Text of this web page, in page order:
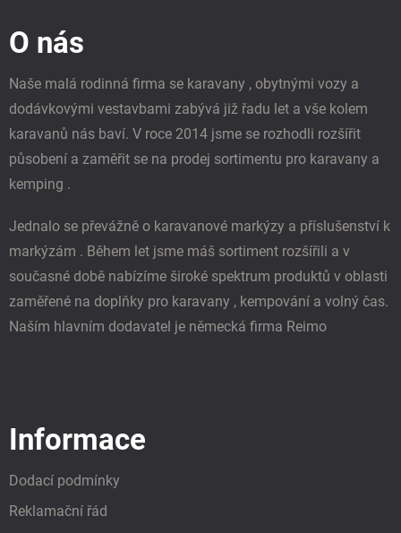
O nás
Naše malá rodinná firma se karavany , obytnými vozy a
dodávkovými vestavbami zabývá již řadu let a vše kolem
karavanů nás baví. V roce 2014 jsme se rozhodli rozšířit
působení a zaměřit se na prodej sortimentu pro karavany a
kemping .
Jednalo se převážně o karavanové markýzy a příslušenství k
markýzám . Během let jsme máš sortiment rozšířili a v
současné době nabízíme široké spektrum produktů v oblasti
zaměřené na doplňky pro karavany , kempování a volný čas.
Naším hlavním dodavatel je německá firma Reimo
Informace
Dodací podmínky
Reklamační řád